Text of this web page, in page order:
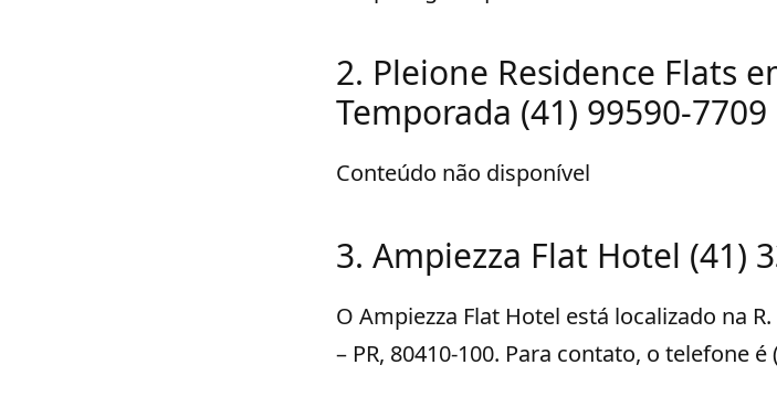
2. Pleione Residence Flats
Temporada (41) 99590-7709
Conteúdo não disponível
3. Ampiezza Flat Hotel (41)
O Ampiezza Flat Hotel está localizado na
– PR, 80410-100. Para contato, o telefone é